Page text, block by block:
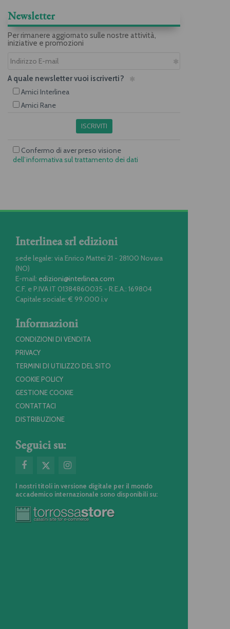
Newsletter
Per rimanere aggiornato sulle nostre attività,
iniziative e promozioni
A quale newsletter vuoi iscriverti?
Amici Interlinea
Amici Rane
ISCRIVITI
Confermo di aver preso visione
dell’informativa sul trattamento dei dati
Interlinea srl edizioni
sede legale: via Enrico Mattei 21 - 28100 Novara
(NO)
E-mail: edizioni@interlinea.com
C.F. e P.IVA IT 01384860035 - R.E.A.: 169804
Capitale sociale: € 99.000 i.v
Informazioni
CONDIZIONI DI VENDITA
PRIVACY
TERMINI DI UTILIZZO DEL SITO
COOKIE POLICY
GESTIONE COOKIE
CONTATTACI
DISTRIBUZIONE
Seguici su:
I nostri titoli in versione digitale per il mondo
accademico internazionale sono disponibili su: